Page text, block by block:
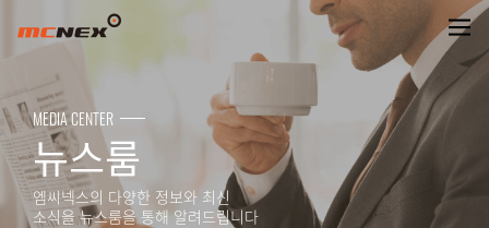
NEWSROOM
MEDIA CENTER
뉴스룸
엠씨넥스의 다양한 정보와 최신
소식을 뉴스룸을 통해 알려드립니다